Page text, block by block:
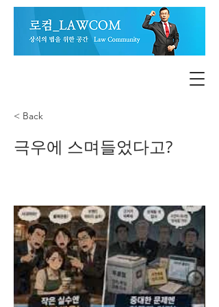
< Back
극우에 스며들었다고?